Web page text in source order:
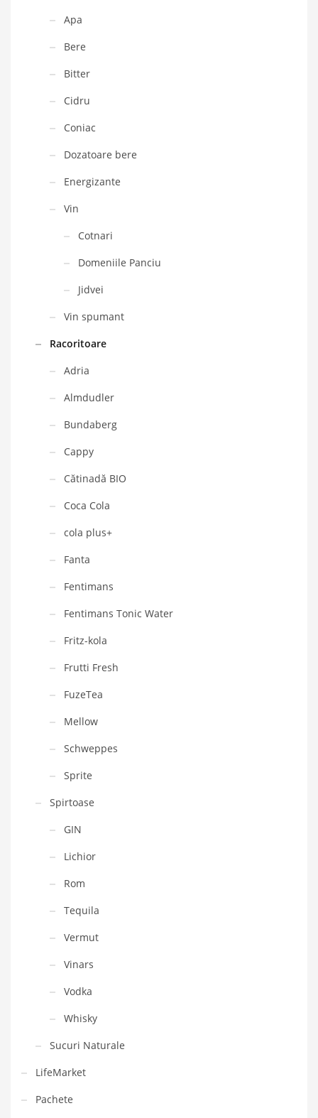
Apa
Bere
Bitter
Cidru
Coniac
Dozatoare bere
Energizante
Vin
Cotnari
Domeniile Panciu
Jidvei
Vin spumant
Racoritoare
Adria
Almdudler
Bundaberg
Cappy
Cătinadă BIO
Coca Cola
cola plus+
Fanta
Fentimans
Fentimans Tonic Water
Fritz-kola
Frutti Fresh
FuzeTea
Mellow
Schweppes
Sprite
Spirtoase
GIN
Lichior
Rom
Tequila
Vermut
Vinars
Vodka
Whisky
Sucuri Naturale
LifeMarket
Pachete